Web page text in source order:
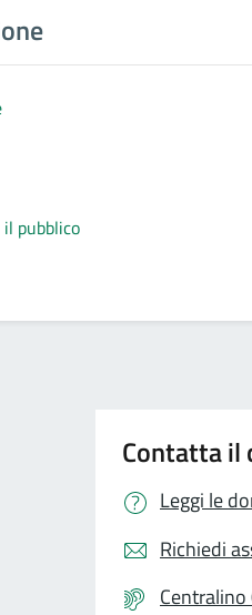
pubblico
Contatta il
Leggi le
Richiedi